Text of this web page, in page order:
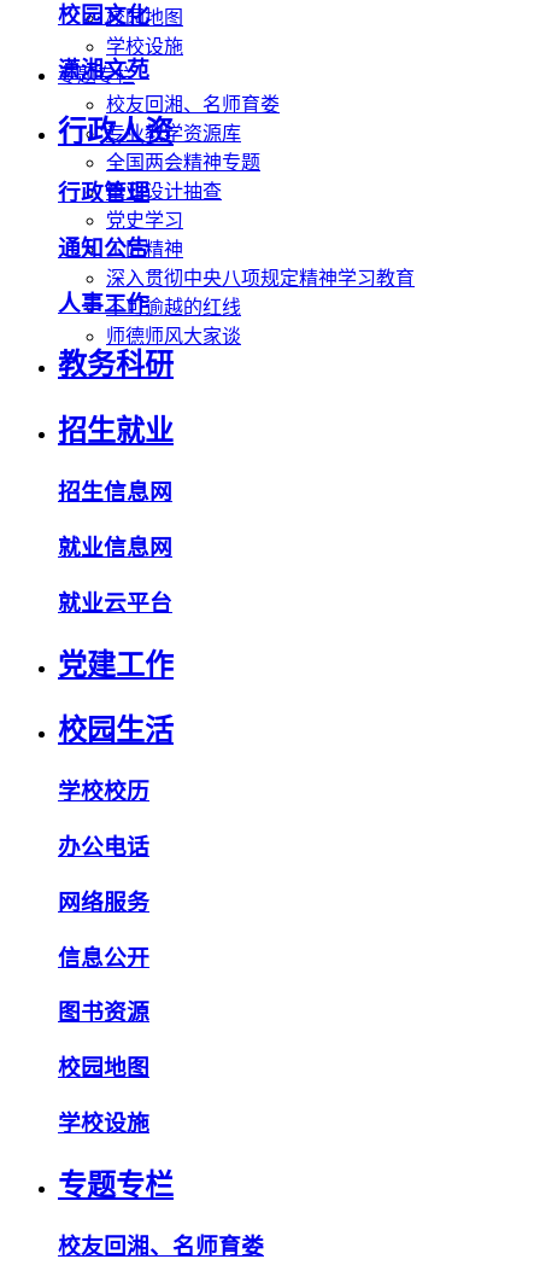
校园地图
学校设施
专题专栏
校友回湘、名师育娄
专业教学资源库
全国两会精神专题
毕业设计抽查
党史学习
工匠精神
深入贯彻中央八项规定精神学习教育
不可逾越的红线
师德师风大家谈
校园文化
潇湘文苑
行政人资
行政管理
通知公告
人事工作
教务科研
招生就业
招生信息网
就业信息网
就业云平台
党建工作
校园生活
学校校历
办公电话
网络服务
信息公开
图书资源
校园地图
学校设施
专题专栏
校友回湘、名师育娄